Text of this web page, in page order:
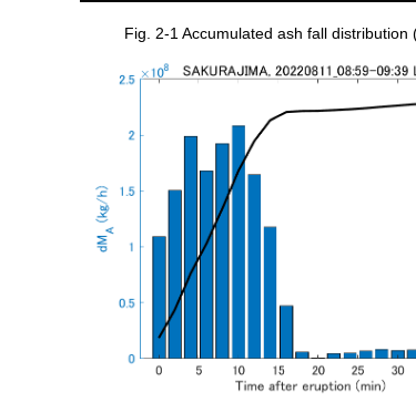
Fig. 2-1 Accumulated ash fall distribution